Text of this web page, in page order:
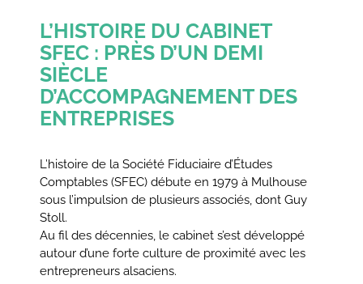
L’HISTOIRE DU CABINET
SFEC : PRÈS D’UN DEMI
SIÈCLE
D’ACCOMPAGNEMENT DES
ENTREPRISES
L’histoire de la Société Fiduciaire d’Études
Comptables (SFEC) débute en 1979 à Mulhouse
sous l’impulsion de plusieurs associés, dont Guy
Stoll.
Au fil des décennies, le cabinet s’est développé
autour d’une forte culture de proximité avec les
entrepreneurs alsaciens.